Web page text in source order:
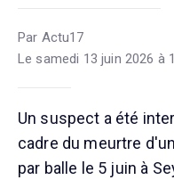
Par Actu17
Le samedi 13 juin 2026 à
Un suspect a été
cadre du meurtre
par balle le 5 juin à